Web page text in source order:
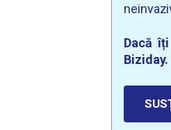
Dacă
Biziday.